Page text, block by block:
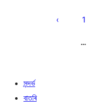
পৃষ্ঠাকৰণ
1
…
সন্দৰ্ভ
বাতৰি